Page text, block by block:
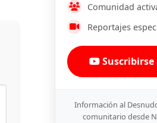
Comunidad
Reportajes
Información al
comunitario desde